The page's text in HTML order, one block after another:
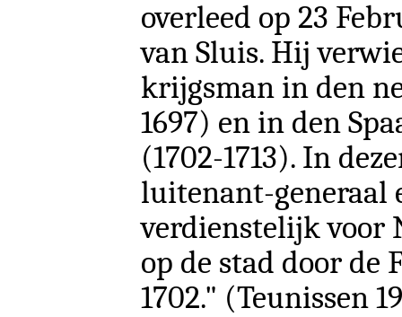
overleed op 23
van Sluis. Hij
krijgsman in den
1697) en in den
(1702-1713). In
luitenant-generaal
verdienstelijk voor
op de stad door de
1702." (Teunissen